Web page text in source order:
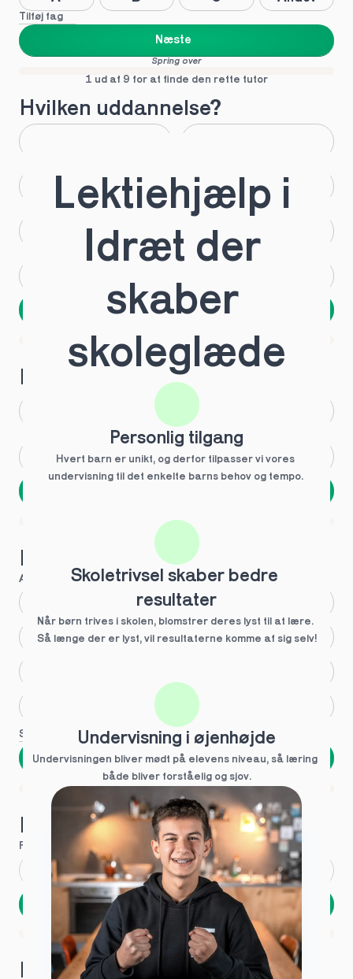
Tilføj fag
Næste
Spring over
1 ud af 9 for at finde den rette tutor
Hvilken uddannelse?
HTX HF
IB
Næste
1 ud af 9 for at finde den rette tutor
Hvilken årgang?
2.g Andet
1 ud af 9 for at finde den rette tutor
Hvilke behov?
Anbefalet til dig
Større skoleglæde
Se flere
Næste
Spring over
1 ud af 9 for at finde den rette tutor
Hvad hedder du?
Fornavn Efternavn
Næste
Opbevares sikkert - oplysninger deles aldrig
1 ud af 9 for at finde den rette tutor
Hvordan kontakter vi dig?
Lektiehjælp i
Idræt der
skaber
skoleglæde
Personlig tilgang
Hvert barn er unikt, og derfor tilpasser vi vores
undervisning til det enkelte barns behov og tempo.
Skoletrivsel skaber bedre
resultater
Når børn trives i skolen, blomstrer deres lyst til at lære.
Så længe der er lyst, vil resultaterne komme af sig selv!
Undervisning i øjenhøjde
Undervisningen bliver mødt på elevens niveau, så læring
både bliver forståelig og sjov.